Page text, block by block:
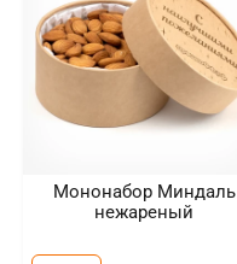
Мононабор Миндаль
нежареный